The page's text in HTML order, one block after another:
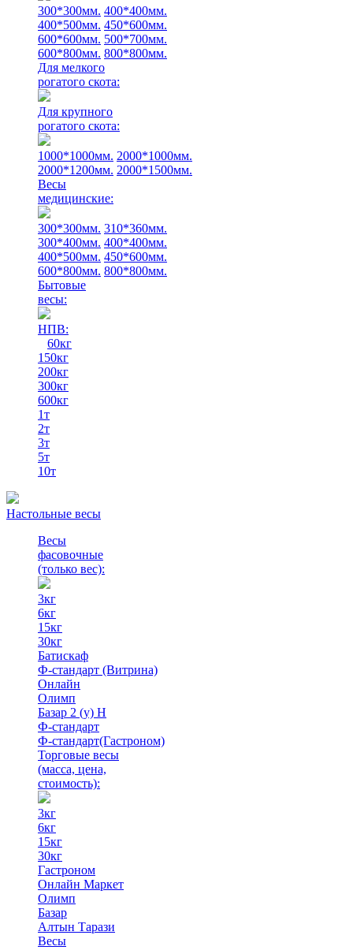
300*300мм. 400*400мм.
400*500мм. 450*600мм.
600*600мм. 500*700мм.
600*800мм. 800*800мм.
Для мелкого
рогатого скота:
Для крупного
рогатого скота:
1000*1000мм. 2000*1000мм.
2000*1200мм. 2000*1500мм.
Весы
медицинские:
300*300мм. 310*360мм.
300*400мм. 400*400мм.
400*500мм. 450*600мм.
600*800мм. 800*800мм.
Бытовые
весы:
НПВ:
60кг
150кг
200кг
300кг
600кг
1т
2т
3т
5т
10т
Настольные весы
Весы
фасовочные
(только вес):
3кг
6кг
15кг
30кг
Батискаф
Ф-стандарт (Витрина)
Онлайн
Олимп
Базар 2 (у) Н
Ф-стандарт
Ф-стандарт(Гастроном)
Торговые весы
(масса, цена,
стоимость):
3кг
6кг
15кг
30кг
Гастроном
Онлайн Маркет
Олимп
Базар
Алтын Тарази
Весы